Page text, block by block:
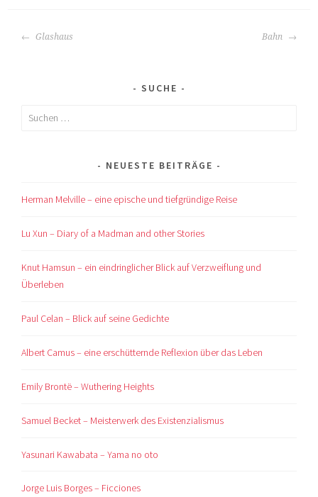
BEITRAGS-
Glashaus Bahn
SUCHE
Suchen
NEUESTE BEITRÄGE
Herman Melville – eine epische und tiefgründige Reise
Lu Xun – Diary of a Madman and other Stories
Knut Hamsun – ein eindringlicher Blick auf Verzweiflung und
Überleben
Paul Celan – Blick auf seine Gedichte
Albert Camus – eine erschütternde Reflexion über das Leben
Emily Brontë – Wuthering Heights
Samuel Becket – Meisterwerk des Existenzialismus
Yasunari Kawabata – Yama no oto
Jorge Luis Borges – Ficciones